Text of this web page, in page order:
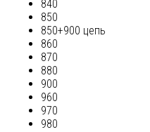
840
850
850+900 цепь
860
870
880
900
960
970
980